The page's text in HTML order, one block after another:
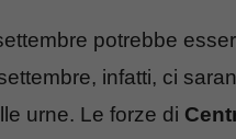
potrebbe
infatti, ci
urne. Le forze di